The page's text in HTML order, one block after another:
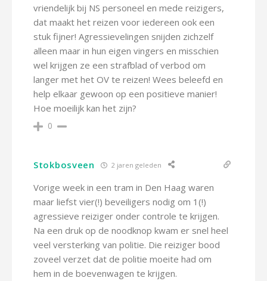
vriendelijk bij NS personeel en mede reizigers,
dat maakt het reizen voor iedereen ook een
stuk fijner! Agressievelingen snijden zichzelf
alleen maar in hun eigen vingers en misschien
wel krijgen ze een strafblad of verbod om
langer met het OV te reizen! Wees beleefd en
help elkaar gewoon op een positieve manier!
Hoe moeilijk kan het zijn?
0
Stokbosveen 2 jaren geleden
Vorige week in een tram in Den Haag waren
maar liefst vier(!) beveiligers nodig om 1(!)
agressieve reiziger onder controle te krijgen.
Na een druk op de noodknop kwam er snel heel
veel versterking van politie. Die reiziger bood
zoveel verzet dat de politie moeite had om
hem in de boevenwagen te krijgen.